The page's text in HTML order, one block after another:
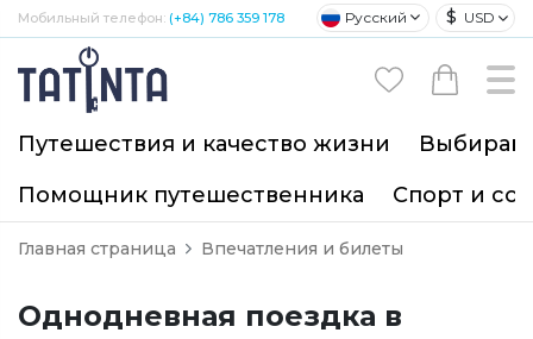
Мобильный телефон: (+84) 786 359 178 Русский $ USD
Путешествия и качество жизни
Помощник путешественника
Спорт и
Главная страница Впечатления и билеты
Однодневная поездка в